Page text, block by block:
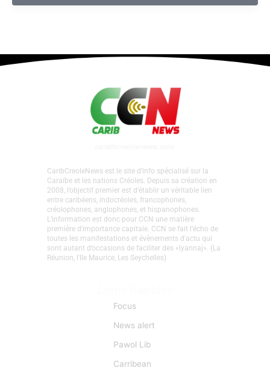
commission
régional
CaribCreoleNews est le site d’info spécialisé sur la
Caraïbe et les nations Créoles. Depuis sa création en
2008, l’objectif premier est d’établir un véritable lien
entre caribéens, indocréoles, francophones,
créolophones, anglophones, et hispanophones.
L’information est donc pour CCN une matière
première d’importance capitale. CCN se fait l’écho de
toutes les manifestations et évènements d'actu qui
sont autant d’occasions de faciliter des «lyannaj». (La
Réunion, l'Ile Maurice, Les Seychelles)
Focus
News alert
Pawol Lib
Carribean